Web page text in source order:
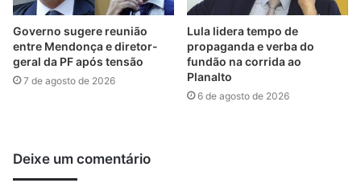
Governo sugere reunião
entre Mendonça e diretor-
geral da PF após tensão
7 de agosto de 2026
Lula lidera tempo de
propaganda e verba do
fundão na corrida ao
Planalto
6 de agosto de 2026
Deixe um comentário